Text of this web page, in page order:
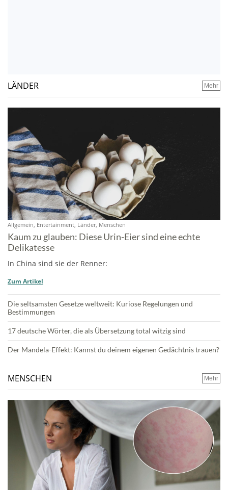
LÄNDER Mehr
Allgemein, Entertainment, Länder, Menschen
Kaum zu glauben: Diese Urin-Eier sind eine echte
Delikatesse
In China sind sie der Renner:
Zum Artikel
Die seltsamsten Gesetze weltweit: Kuriose Regelungen und
Bestimmungen
17 deutsche Wörter, die als Übersetzung total witzig sind
Der Mandela-Effekt: Kannst du deinem eigenen Gedächtnis trauen?
MENSCHEN Mehr